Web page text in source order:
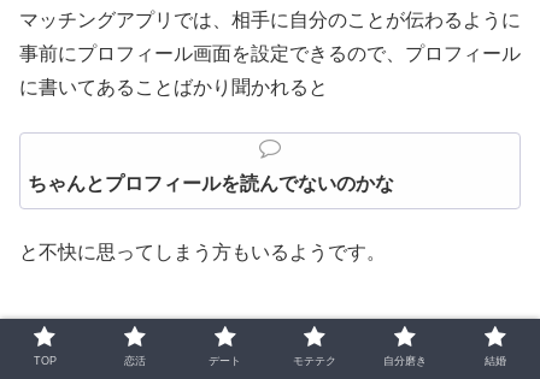
マッチングアプリでは、相手に自分のことが伝わるように
事前にプロフィール画面を設定できるので、プロフィール
に書いてあることばかり聞かれると
ちゃんとプロフィールを読んでないのかな
と不快に思ってしまう方もいるようです。
そのため、電話をするときは、事前にプロフィールを確認
TOP 恋活 デート モテテク 自分磨き 結婚